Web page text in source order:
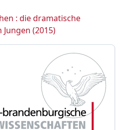
: die dramatische
(2015)